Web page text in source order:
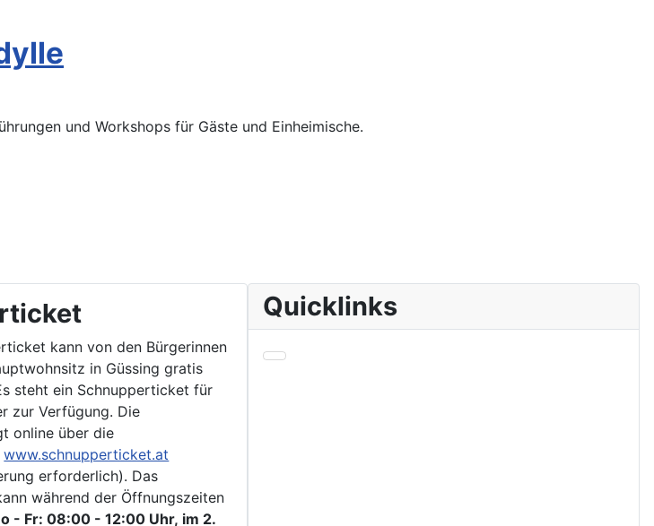
und Workshops für Gäste und Einheimische.
kann von den Bürgerinnen
in Güssing gratis
steht ein Schnupperticket für
zur Verfügung. Die
online über die
www.schnupperticket.at
erforderlich). Das
während der Öffnungszeiten
- Fr: 08:00 - 12:00 Uhr, im 2.
Quicklinks